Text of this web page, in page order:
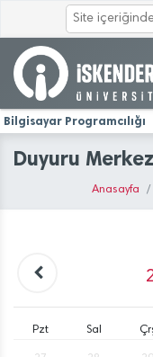
Bilgisayar Programcılığı
Duyuru
Anasayfa
Pzt Sal